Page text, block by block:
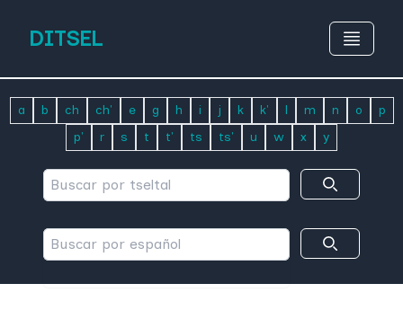
DITSEL
a b ch ch' e g h i j k k' l m n o
p
p'
r s t t' ts ts' u w x y